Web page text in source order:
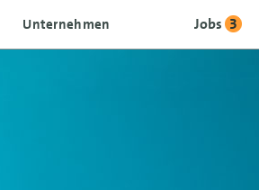
Jobs 3
Unternehmen